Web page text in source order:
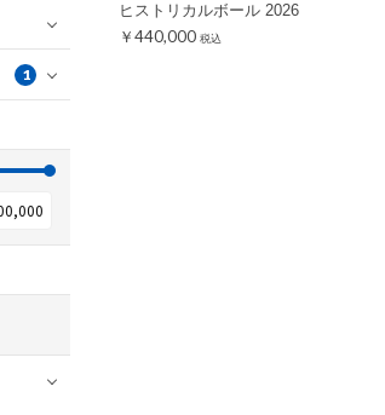
1
ヒストリカルボール 2026
￥440,000 税込